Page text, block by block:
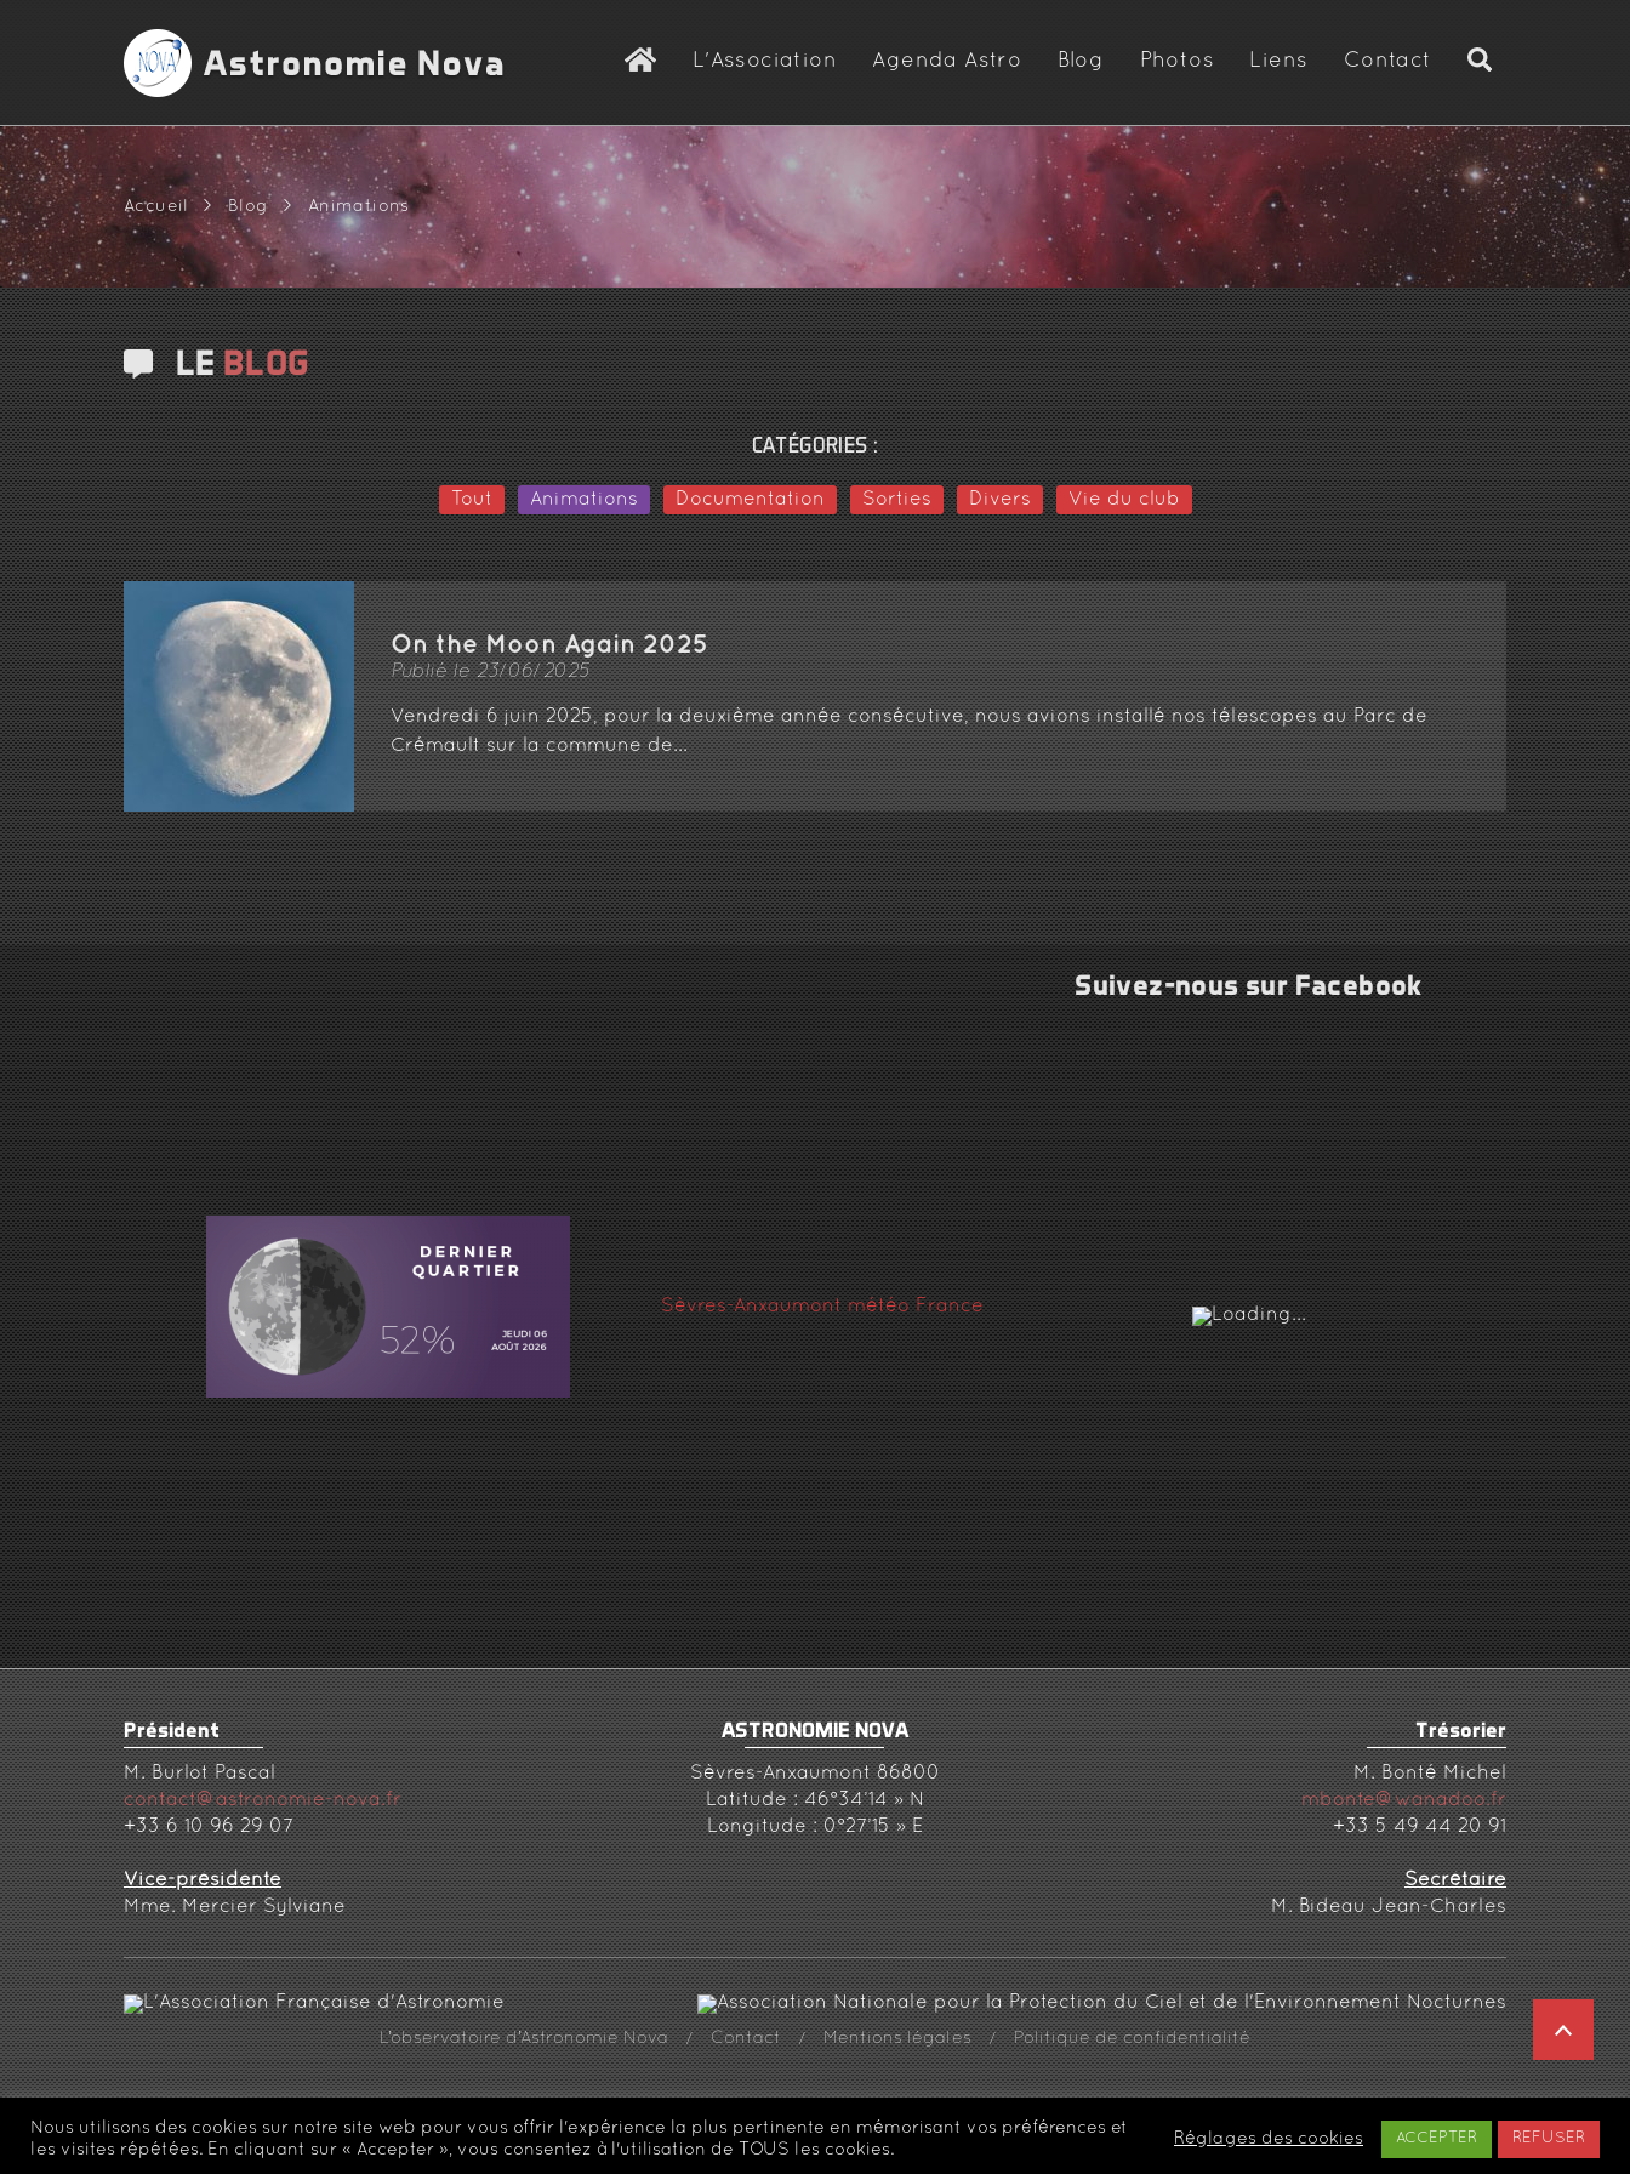
L'Association
L’observatoire
Les équipements
Demande d'adhésion
Agenda Astro Blog Photos Liens Contact
Accueil > Blog > Animations
LEBLOG
CATÉGORIES :
Tout Animations Documentation Sorties Divers Vie du club
On the Moon Again 2025
Publié le 23/06/2025
Vendredi 6 juin 2025, pour la deuxième année consécutive, nous avions installé nos télescopes au Parc de
Crémault sur la commune de...
Sèvres-Anxaumont météo France
Suivez-nous sur Facebook
Président
M. Burlot Pascal
contact@astronomie-nova.fr
+33 6 10 96 29 07
Vice-présidente
Mme. Mercier Sylviane
ASTRONOMIE NOVA
Sèvres-Anxaumont 86800
Latitude : 46°34’14 » N
Longitude : 0°27’15 » E
Trésorier
M. Bonté Michel
mbonte@wanadoo.fr
+33 5 49 44 20 91
Secrétaire
M. Bideau Jean-Charles
L’observatoire d’Astronomie Nova Contact Mentions légales Politique de confidentialité
Site réalisé par
Nous utilisons des cookies sur notre site web pour vous offrir l'expérience la plus pertinente en mémorisant vos préférences et
les visites répétées. En cliquant sur « Accepter », vous consentez à l'utilisation de TOUS les cookies.
Réglages des cookies ACCEPTER REFUSER